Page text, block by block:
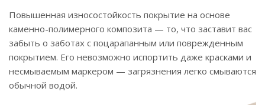
Повышенная износостойкость покрытие на основе
каменно-полимерного композита — то, что заставит вас
забыть о заботах с поцарапанным или поврежденным
покрытием. Его невозможно испортить даже красками и
несмываемым маркером — загрязнения легко смываются
обычной водой.